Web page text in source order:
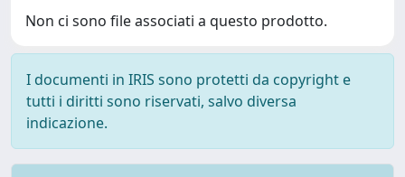
Non ci sono file associati a questo prodotto.
I documenti in IRIS sono protetti da copyright e
tutti i diritti sono riservati, salvo diversa
indicazione.